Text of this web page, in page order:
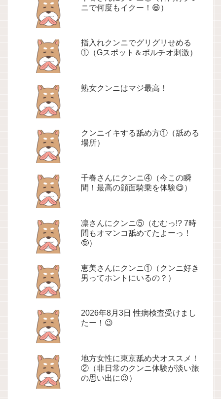
ニで何度もイクー！😆）
指入れクンニでグリグリせめる
①（Gスポット＆ポルチオ刺激）
熟女クンニはマジ最高！
クンニイキする舐め方①（舐める
場所）
千春さんにクンニ④（今この瞬
間！最高の顔面騎乗を体験😋）
凛さんにクンニ⑤（むむっ!? 7時
間もオマンコ舐めてたよーっ！
🤪）
恵美さんにクンニ①（クンニ好き
男ってホントにいるの？）
2026年8月3日 性病検査受けまし
たー！😉
地方女性に東京舐め犬オススメ！
②（非日常のクンニ体験が淡い旅
の思い出に😉）